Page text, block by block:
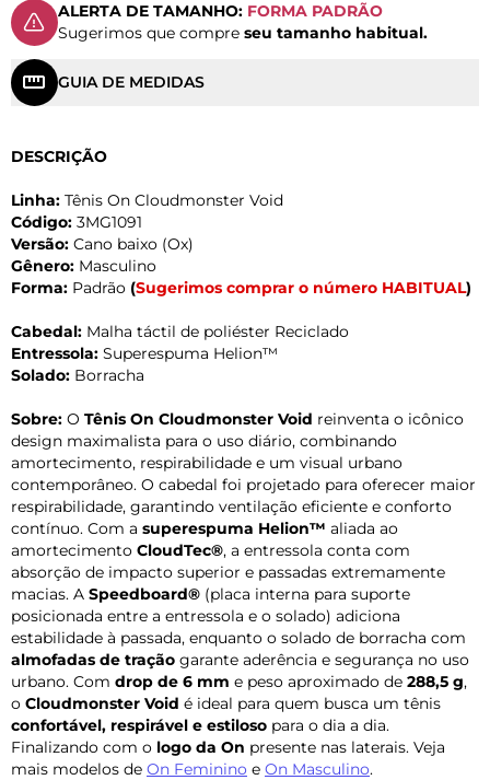
ALERTA DE TAMANHO: FORMA PADRÃO
Sugerimos que compre seu tamanho habitual.
GUIA DE MEDIDAS
DESCRIÇÃO
Linha: Tênis On Cloudmonster Void
Código: 3MG1091
Versão: Cano baixo (Ox)
Gênero: Masculino
Forma: Padrão (Sugerimos comprar o número HABITUAL)
Cabedal: Malha táctil de poliéster Reciclado
Entressola: Superespuma Helion™
Solado: Borracha
Sobre: O Tênis On Cloudmonster Void reinventa o icônico
design maximalista para o uso diário, combinando
amortecimento, respirabilidade e um visual urbano
contemporâneo. O cabedal foi projetado para oferecer maior
respirabilidade, garantindo ventilação eficiente e conforto
contínuo. Com a superespuma Helion™ aliada ao
amortecimento CloudTec®, a entressola conta com
absorção de impacto superior e passadas extremamente
macias. A Speedboard® (placa interna para suporte
posicionada entre a entressola e o solado) adiciona
estabilidade à passada, enquanto o solado de borracha com
almofadas de tração garante aderência e segurança no uso
urbano. Com drop de 6 mm e peso aproximado de 288,5 g,
o Cloudmonster Void é ideal para quem busca um tênis
confortável, respirável e estiloso para o dia a dia.
Finalizando com o logo da On presente nas laterais. Veja
mais modelos de On Feminino e On Masculino.